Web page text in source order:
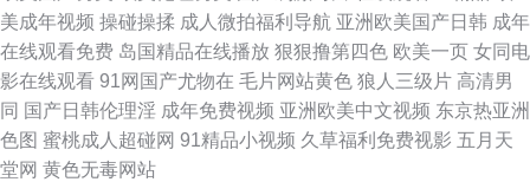
美成年视频 操碰操揉 成人微拍福利导航 亚洲欧美国产日韩 成年
在线观看免费 岛国精品在线播放 狠狠撸第四色 欧美一页 女同电
影在线观看 91网国产尤物在 毛片网站黄色 狼人三级片 高清男
同 国产日韩伦理淫 成年免费视频 亚洲欧美中文视频 东京热亚洲
色图 蜜桃成人超碰网 91精品小视频 久草福利免费视影 五月天
堂网 黄色无毒网站